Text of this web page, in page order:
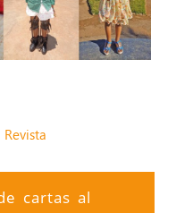
Revista
cartas al